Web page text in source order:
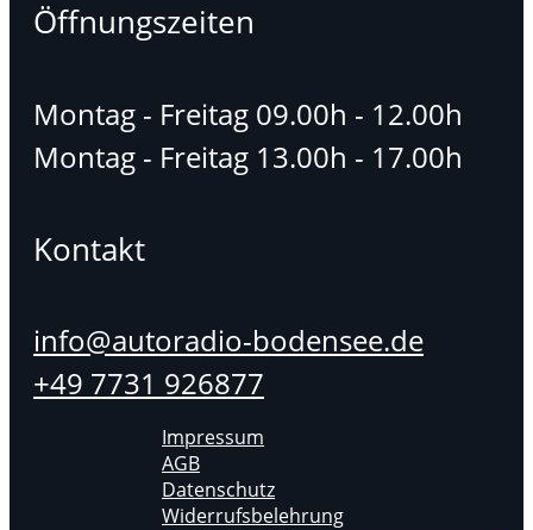
Öffnungszeiten
Montag - Freitag 09.00h - 12.00h
Montag - Freitag 13.00h - 17.00h
Kontakt
info@autoradio-bodensee.de
+49 7731 926877
Impressum
AGB
Datenschutz
Widerrufsbelehrung